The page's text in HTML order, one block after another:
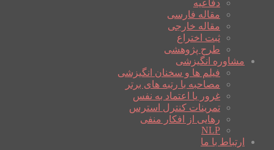
دفاعیه
مقاله فارسی
مقاله خارجی
ثبت اختراع
طرح پژوهشی
مشاوره انگیزشی
فیلم ها و سخنان انگیزشی
مصاحبه با رتبه های برتر
غرور یا اعتماد به نفس
تمرینات کنترل استرس
رهایی از افکار منفی
NLP
ارتباط با ما